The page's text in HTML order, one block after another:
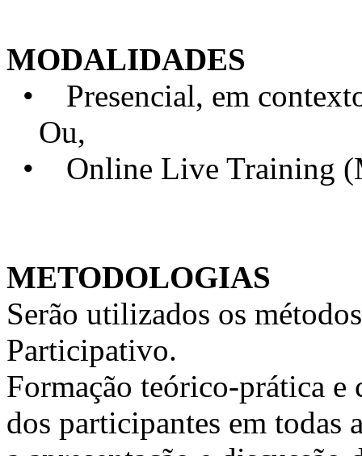
MODALIDADES
• Presencial, em
Ou,
• Online Live Training
METODOLOGIAS
Serão utilizados os
Participativo.
Formação teórico-prática e
dos participantes em todas